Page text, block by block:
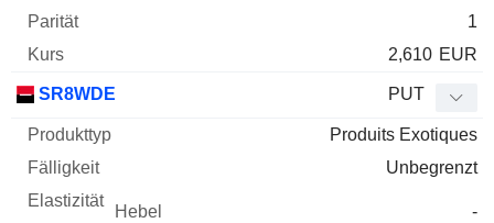
1
2,610 EUR
SR8WDE PUT
Produits Exotiques
Unbegrenzt
-